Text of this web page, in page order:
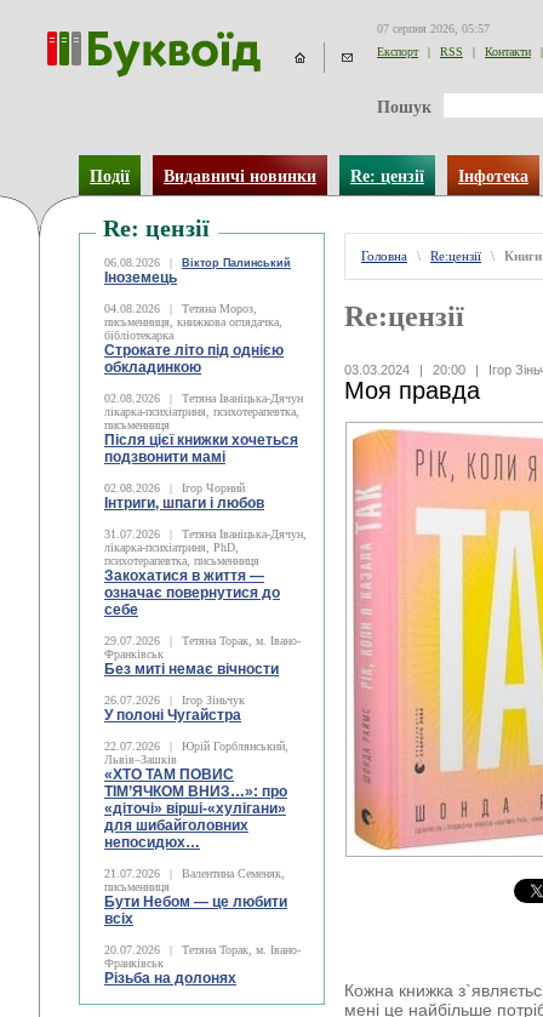
07 серпня 2026, 05:57
Експорт
| RSS | Контакти |
Пошук
Події Видавничі новинки Re: цензії Інфотека
Re: цензії
06.08.2026 | Віктор Палинський
Іноземець
04.08.2026 |
Тетяна Мороз,
письменниця, книжкова оглядачка,
бібліотекарка
Строкате літо під однією
обкладинкою
02.08.2026 |
Тетяна Іваніцька-Дячун
лікарка-психіатриня, психотерапевтка,
письменниця
Після цієї книжки хочеться
подзвонити мамі
02.08.2026 | Ігор Чорний
Інтриги, шпаги і любов
31.07.2026 |
Тетяна Іваніцька-Дячун,
лікарка-психіатриня, PhD,
психотерапевтка, письменниця
Закохатися в життя —
означає повернутися до
себе
29.07.2026 |
Тетяна Торак, м. Івано-
Франківськ
Без миті немає вічности
26.07.2026 | Ігор Зіньчук
У полоні Чугайстра
22.07.2026 |
Юрій Горблянський,
Львів–Зашків
«ХТО ТАМ ПОВИС
ТІМ’ЯЧКОМ ВНИЗ…»: про
«діточі» вірші-«хулігани»
для шибайголовних
непосидюх…
21.07.2026 |
Валентина Семеняк,
письменниця
Бути Небом ― це любити
всіх
20.07.2026 |
Тетяна Торак, м. Івано-
Франківськ
Різьба на долонях
Головна \ Re:цензії \ Книги
Re:цензії
03.03.2024 | 20:00 | Ігор
Моя правда
Кожна книжка
мені це найбільше